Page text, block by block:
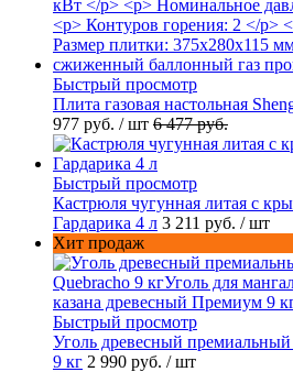
Быстрый просмотр
Плита газовая настольная
977 руб. / шт 6 477 руб.
Быстрый просмотр
Кастрюля чугунная литая с
Гардарика 4 л 3 211 руб. / шт
Хит продаж
Быстрый просмотр
Уголь древесный
9 кг 2 990 руб. / шт